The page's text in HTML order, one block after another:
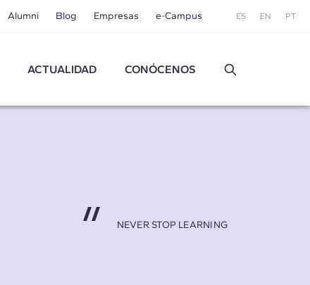
Alumni Blog Empresas e-Campus ES EN PT
ACTUALIDAD CONÓCENOS
NEVER STOP LEARNING